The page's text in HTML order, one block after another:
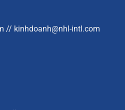
// kinhdoanh@nhl-intl.com